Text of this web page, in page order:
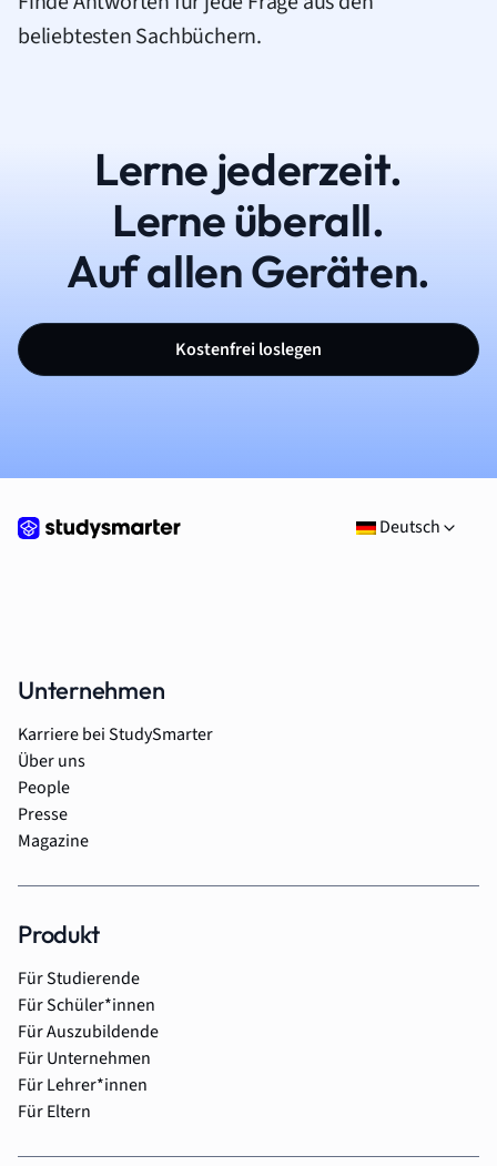
beliebtesten Sachbüchern.
Lerne jederzeit.
Lerne überall.
Auf allen Geräten.
Kostenfrei loslegen
Deutsch
Unternehmen
Karriere bei StudySmarter
Über uns
People
Presse
Magazine
Produkt
Für Studierende
Für Schüler*innen
Für Auszubildende
Für Unternehmen
Für Lehrer*innen
Für Eltern